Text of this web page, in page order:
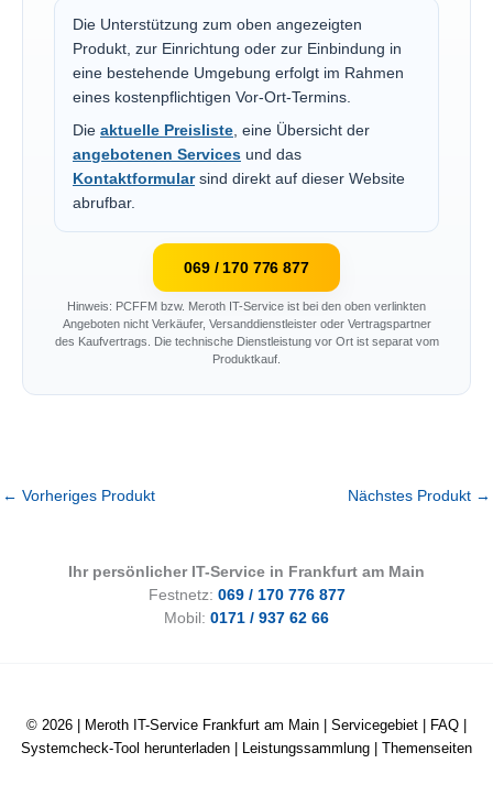
Die Unterstützung zum oben angezeigten
Produkt, zur Einrichtung oder zur Einbindung in
eine bestehende Umgebung erfolgt im Rahmen
eines kostenpflichtigen Vor-Ort-Termins.
Die aktuelle Preisliste, eine Übersicht der
angebotenen Services und das
Kontaktformularsind direkt auf dieser Website
abrufbar.
069 / 170 776 877
Hinweis: PCFFM bzw. Meroth IT-Service ist bei den oben verlinkten
Angeboten nicht Verkäufer, Versanddienstleister oder Vertragspartner
des Kaufvertrags. Die technische Dienstleistung vor Ort ist separat vom
Produktkauf.
← Vorheriges Produkt Nächstes Produkt →
Ihr persönlicher IT-Service in Frankfurt am Main
Festnetz: 069 / 170 776 877
Mobil: 0171 / 937 62 66
© 2026 | Meroth IT-Service Frankfurt am Main Servicegebiet FAQ
Systemcheck-Tool herunterladen
Leistungssammlung Themenseiten